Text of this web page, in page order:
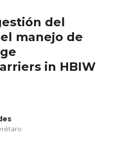
del
manejo de
in HBIW